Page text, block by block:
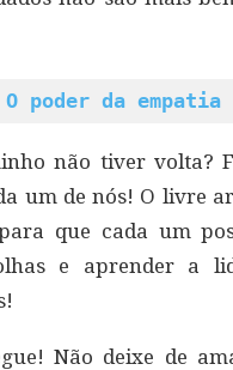
O poder da
não tiver volta?
um de nós! O livre
que cada um
e aprender a
Não deixe de